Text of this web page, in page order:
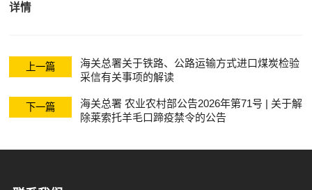
详情
上一篇
海关总署关于铁路、公路运输方式进口煤炭检验
采信有关事项的解读
下一篇
海关总署 农业农村部公告2026年第71号 | 关于解
除莱索托羊毛口蹄疫禁令的公告